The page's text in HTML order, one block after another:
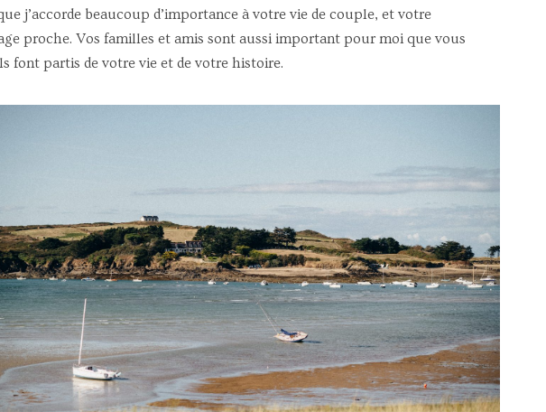
j’accorde beaucoup d’importance à votre vie de couple, et votre
proche. Vos familles et amis sont aussi important pour moi que vous
font partis de votre vie et de votre histoire.